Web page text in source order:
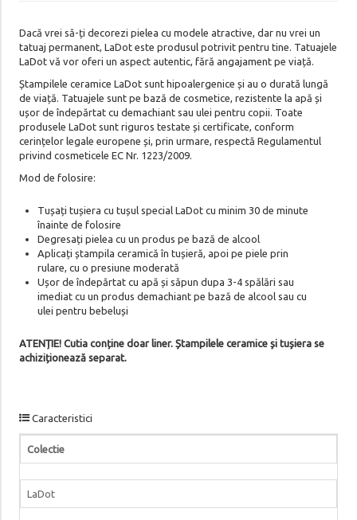
Dacă vrei să-ți decorezi pielea cu modele atractive, dar nu vrei un
tatuaj permanent, LaDot este produsul potrivit pentru tine. Tatuajele
LaDot vă vor oferi un aspect autentic, fără angajament pe viață.
Ștampilele ceramice LaDot sunt hipoalergenice și au o durată lungă
de viață. Tatuajele sunt pe bază de cosmetice, rezistente la apă și
ușor de îndepărtat cu demachiant sau ulei pentru copii. Toate
produsele LaDot sunt riguros testate și certificate, conform
cerințelor legale europene și, prin urmare, respectă Regulamentul
privind cosmeticele EC Nr. 1223/2009.
Mod de folosire:
Tușați tușiera cu tușul special LaDot cu minim 30 de minute
înainte de folosire
Degresați pielea cu un produs pe bază de alcool
Aplicați ștampila ceramică în tușieră, apoi pe piele prin
rulare, cu o presiune moderată
Ușor de îndepărtat cu apă și săpun dupa 3-4 spălări sau
imediat cu un produs demachiant pe bază de alcool sau cu
ulei pentru bebeluși
ATENȚIE! Cutia conține doar liner. Ștampilele ceramice și tușiera se
achiziționează separat.
Caracteristici
Colectie
LaDot